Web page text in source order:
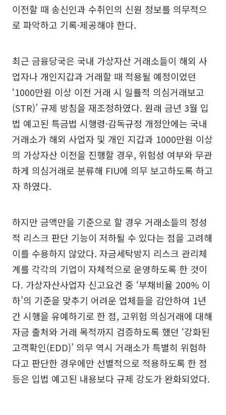
이전할 때 송신인과 수취인의 신원 정보를 의무적으
로 파악하고 기록·제공해야 한다.
최근 금융당국은 국내 가상자산 거래소들이 해외 사
업자나 개인지갑과 거래할 때 적용될 예정이었던
‘1000만원 이상 이전 거래 시 일률적 의심거래보고
(STR)’ 규제 방침을 재조정하였다. 원래 금년 3월 입
법 예고된 특금법 시행령·감독규정 개정안에는 국내
거래소가 해외 사업자 및 개인 지갑과 1000만원 이상
의 가상자산 이전을 진행할 경우, 위험성 여부와 무관
하게 의심거래로 분류해 FIU에 의무 보고하도록 하고
자 하였다.
하지만 금액만을 기준으로 할 경우 거래소들의 정성
적 리스크 판단 기능이 저하될 수 있다는 점을 고려해
이를 수용하지 않았다. 자금세탁방지 리스크 관리체
계를 각각의 기업이 자체적으로 운영하도록 한 것이
다. 가상자산사업자 신고요건 중 ‘부채비율 200% 이
하’의 기준을 맞추기 어려운 업체들을 감안하여 1년
간 시행을 유예하기로 한 점, 고위험 의심거래에 대해
자금 출처와 거래 목적까지 검증하도록 했던 ‘강화된
고객확인(EDD)’ 의무 역시 거래소가 특별히 위험하
다고 판단한 경우에만 선별적으로 적용하도록 한 점
등은 입법 예고된 내용보다 규제 강도가 완화되었다.